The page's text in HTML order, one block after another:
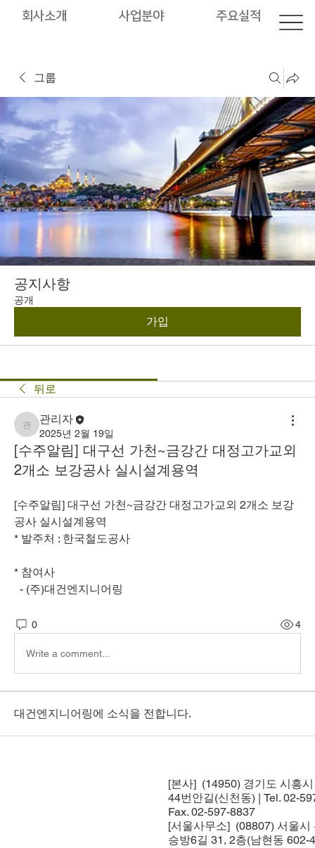
회사소개 사업분야 주요실적
그룹
공지사항
공개
가입
뒤로
관리자
관리자
2025년 2월 19일
[수주알림] 대구선 가천~금강간 대정고가교외
2개소 보강공사 실시설계용역
[수주알림] 대구선 가천~금강간 대정고가교외 2개소 보강
공사 실시설계용역
* 발주처 : 한국철도공사
* 참여사
- (주)대건엔지니어링
0 4
Write a comment...
대건엔지니어링에 소식을 전합니다.
[본사] (14950) 경기도 시흥
44번안길(신천동) | Tel. 02-
Fax. 02-597-8837
[서울사무소] (08807) 서울시
승방6길 31, 2층(남현동 602-